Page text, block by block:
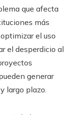
que afecta
más
el uso
el desperdicio al
generar
largo plazo.